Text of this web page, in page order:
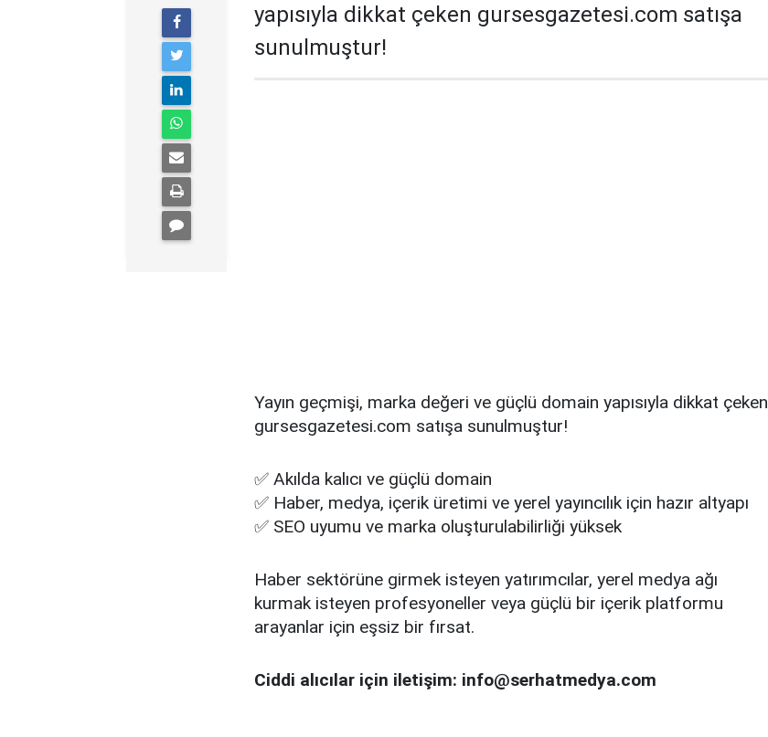
yapısıyla dikkat çeken gursesgazetesi.com satışa
sunulmuştur!
Yayın geçmişi, marka değeri ve güçlü domain yapısıyla dikkat çeken
gursesgazetesi.com satışa sunulmuştur!
✅ Akılda kalıcı ve güçlü domain
✅ Haber, medya, içerik üretimi ve yerel yayıncılık için hazır altyapı
✅ SEO uyumu ve marka oluşturulabilirliği yüksek
Haber sektörüne girmek isteyen yatırımcılar, yerel medya ağı
kurmak isteyen profesyoneller veya güçlü bir içerik platformu
arayanlar için eşsiz bir fırsat.
Ciddi alıcılar için iletişim: info@serhatmedya.com